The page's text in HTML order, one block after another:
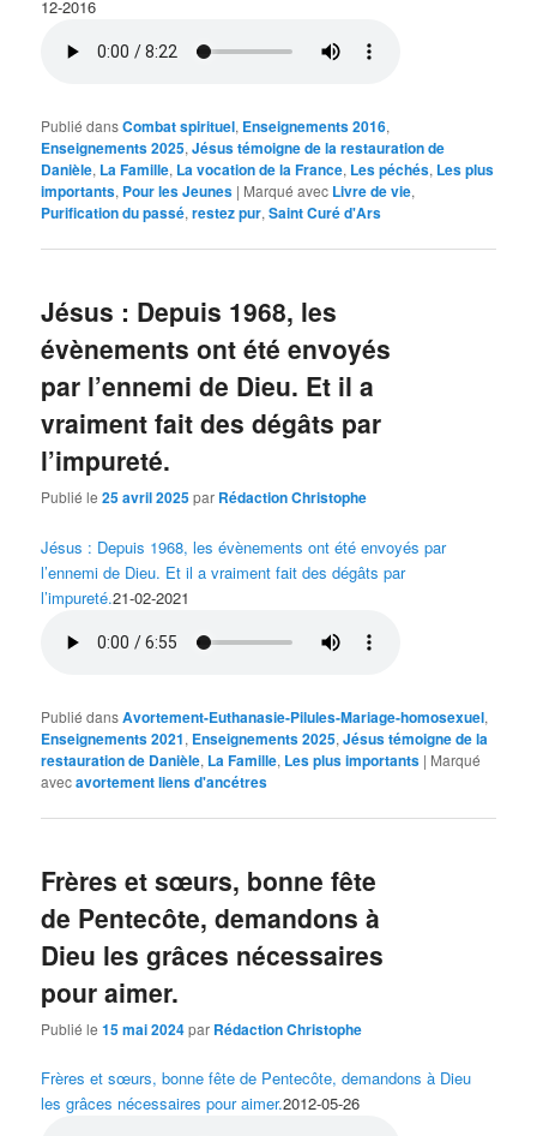
12-2016
Publié dansCombat spirituel, Enseignements 2016,
Enseignements 2025,Jésus témoigne de la restauration de
Danièle, La Famille, La vocation de la France, Les péchés, Les plus
importants, Pour les Jeunes | Marqué avec Livre de vie,
Purification du passé,restez pur,Saint Curé d'Ars
Jésus : Depuis 1968, les
évènements ont été envoyés
par l’ennemi de Dieu. Et il a
vraiment fait des dégâts par
l’impureté.
Publié le25 avril 2025par Rédaction Christophe
Jésus : Depuis 1968, les évènements ont été envoyés par
l’ennemi de Dieu. Et il a vraiment fait des dégâts par
l’impureté.21-02-2021
Publié dansAvortement-Euthanasie-Pilules-Mariage-homosexuel,
Enseignements 2021, Enseignements 2025,Jésus témoigne de la
restauration de Danièle, La Famille, Les plus importants | Marqué
avecavortement liens d'ancétres
Frères et sœurs, bonne fête
de Pentecôte, demandons à
Dieu les grâces nécessaires
pour aimer.
Publié le15 mai 2024par Rédaction Christophe
Frères et sœurs, bonne fête de Pentecôte, demandons à Dieu
les grâces nécessaires pour aimer.2012-05-26